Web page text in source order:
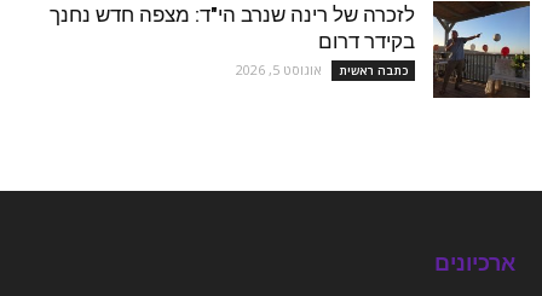
לזכרה של רינה שנרב הי"ד: מצפה חדש נחנך
בקידר דרום
כתבה ראשית אוגוסט 5, 2026
ארכיונים